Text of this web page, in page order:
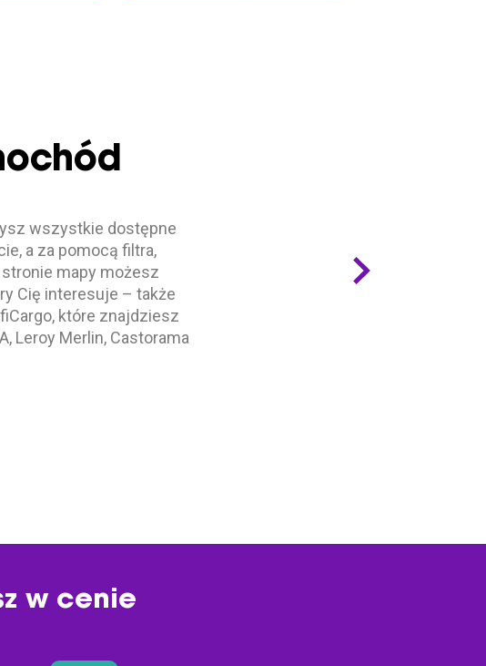
wszystkie dostępne
a za pomocą filtra,
mapy możesz
Cię interesuje – także
które znajdziesz
Leroy Merlin, Castorama
w cenie